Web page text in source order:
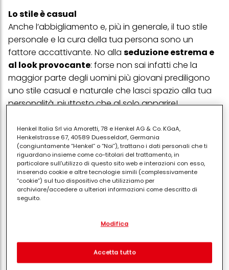
Lo stile è casual
Anche l’abbigliamento e, più in generale, il tuo stile
personale e la cura della tua persona sono un
fattore accattivante. No alla seduzione estrema e
al look provocante: forse non sai infatti che la
maggior parte degli uomini più giovani prediligono
uno stile casual e naturale che lasci spazio alla tua
personalità, piuttosto che al solo apparire!
Il mistero innanzitutto
La seduzione si innesca soprattutto con un pizzico di
mistero, che certamente non ti manca! Proprio
perché avresti molte esperienze da raccontare e
“vita vissuta”alle spalle è opportuno mantenere
una buona dose di mistero in quello che dici,
alimentando l’aurea di ambiguità che ti avvolge.
Raccontare troppo, e farlo troppo presto
estremamente pericoloso: il partner potrebbe
spaventarsi di fronte alle tue esperienze o, ancora,
non trovare più motivo di attrazione nei confronti di
Henkel Italia Srl via Amoretti, 78 e Henkel AG & Co. KGaA,
Henkelstrasse 67, 40589 Duesseldorf, Germania
(congiuntamente “Henkel” o “Noi”), trattano i dati personali che ti
riguardano insieme come co-titolari del trattamento, in
particolare sull'utilizzo di questo sito web e interazioni con esso,
inserendo cookie e altre tecnologie simili (complessivamente
“cookie”) sul tuo dispositivo che utilizziamo per
archiviare/accedere a ulteriori informazioni come descritto di
seguito.
separati o co-titolari come indicato nella nostra Informativa sulla
pixel, impronte digitali e tecnologie simili" utilizzeremo anche
cookie ed elaboreremo i dati relativi a te per
Modifica
Accetta tutto